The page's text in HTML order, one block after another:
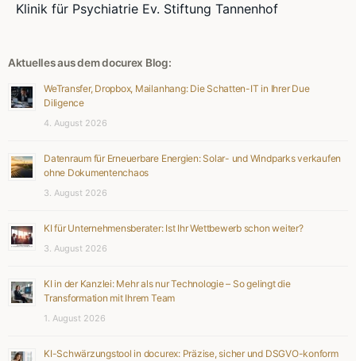
Klinik für Psychiatrie Ev. Stiftung Tannenhof
Aktuelles aus dem docurex Blog:
WeTransfer, Dropbox, Mailanhang: Die Schatten-IT in Ihrer Due
Diligence
4. August 2026
Datenraum für Erneuerbare Energien: Solar- und Windparks verkaufen
ohne Dokumentenchaos
3. August 2026
KI für Unternehmensberater: Ist Ihr Wettbewerb schon weiter?
3. August 2026
KI in der Kanzlei: Mehr als nur Technologie – So gelingt die
Transformation mit Ihrem Team
1. August 2026
KI-Schwärzungstool in docurex: Präzise, sicher und DSGVO-konform